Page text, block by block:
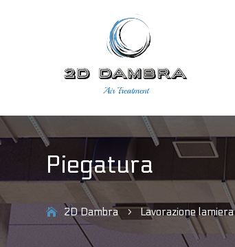
Piegatura
2D Dambra 5 Lavorazione lamiera